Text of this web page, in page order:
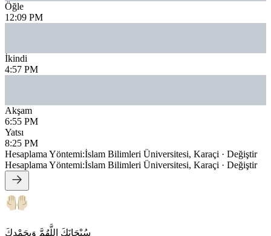
Öğle
12:09 PM
İkindi
4:57 PM
Akşam
6:55 PM
Yatsı
8:25 PM
Hesaplama Yöntemi:İslam Bilimleri Üniversitesi, Karaçi · Değiştir
Hesaplama Yöntemi:İslam Bilimleri Üniversitesi, Karaçi · Değiştir
سُبْحَانَكَ اللَّهُمَّ وَبِحَمْدِكَ